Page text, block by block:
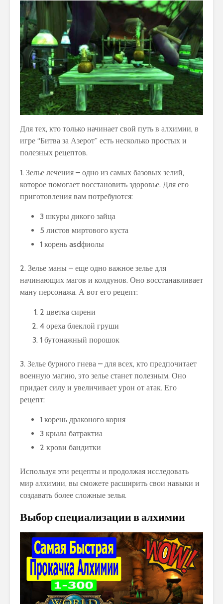
Для тех, кто только начинает свой путь в алхимии, в
игре “Битва за Азерот” есть несколько простых и
полезных рецептов.
1. Зелье лечения – одно из самых базовых зелий,
которое помогает восстановить здоровье. Для его
приготовления вам потребуются:
3 шкуры дикого зайца
5 листов миртового куста
1 корень asdфиолы
2. Зелье маны – еще одно важное зелье для
начинающих магов и колдунов. Оно восстанавливает
ману персонажа. А вот его рецепт:
2 цветка сирени
4 ореха блеклой груши
1 бутонажный порошок
3. Зелье бурного гнева – для всех, кто предпочитает
военную магию, это зелье станет полезным. Оно
придает силу и увеличивает урон от атак. Его
рецепт:
1 корень драконого корня
3 крыла батрактиа
2 крови бандитки
Используя эти рецепты и продолжая исследовать
мир алхимии, вы сможете расширить свои навыки и
создавать более сложные зелья.
Выбор специализации в алхимии